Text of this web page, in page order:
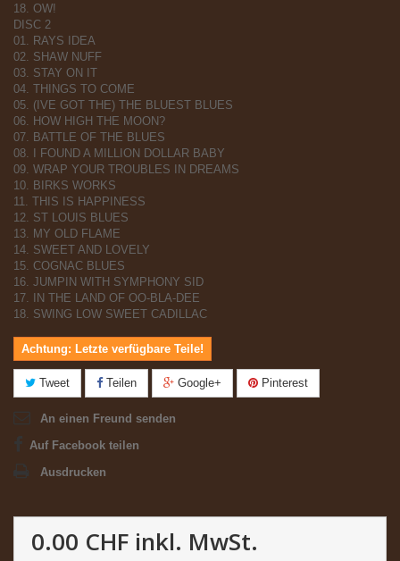
18. OW!
DISC 2
01. RAYS IDEA
02. SHAW NUFF
03. STAY ON IT
04. THINGS TO COME
05. (IVE GOT THE) THE BLUEST BLUES
06. HOW HIGH THE MOON?
07. BATTLE OF THE BLUES
08. I FOUND A MILLION DOLLAR BABY
09. WRAP YOUR TROUBLES IN DREAMS
10. BIRKS WORKS
11. THIS IS HAPPINESS
12. ST LOUIS BLUES
13. MY OLD FLAME
14. SWEET AND LOVELY
15. COGNAC BLUES
16. JUMPIN WITH SYMPHONY SID
17. IN THE LAND OF OO-BLA-DEE
18. SWING LOW SWEET CADILLAC
Achtung: Letzte verfügbare Teile!
Tweet Teilen Google+ Pinterest
An einen Freund senden
Auf Facebook teilen
Ausdrucken
0.00 CHF inkl. MwSt.